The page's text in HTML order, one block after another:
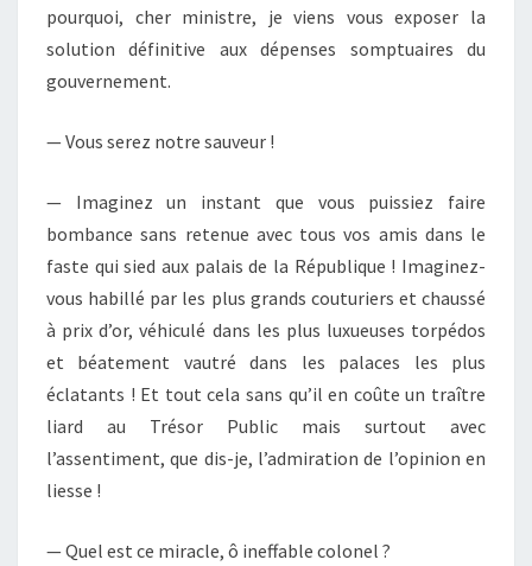
pourquoi, cher ministre, je viens vous exposer la
solution définitive aux dépenses somptuaires du
gouvernement.
— Vous serez notre sauveur !
— Imaginez un instant que vous puissiez faire
bombance sans retenue avec tous vos amis dans le
faste qui sied aux palais de la République ! Imaginez-
vous habillé par les plus grands couturiers et chaussé
à prix d’or, véhiculé dans les plus luxueuses torpédos
et béatement vautré dans les palaces les plus
éclatants ! Et tout cela sans qu’il en coûte un traître
liard au Trésor Public mais surtout avec
l’assentiment, que dis-je, l’admiration de l’opinion en
liesse !
— Quel est ce miracle, ô ineffable colonel ?